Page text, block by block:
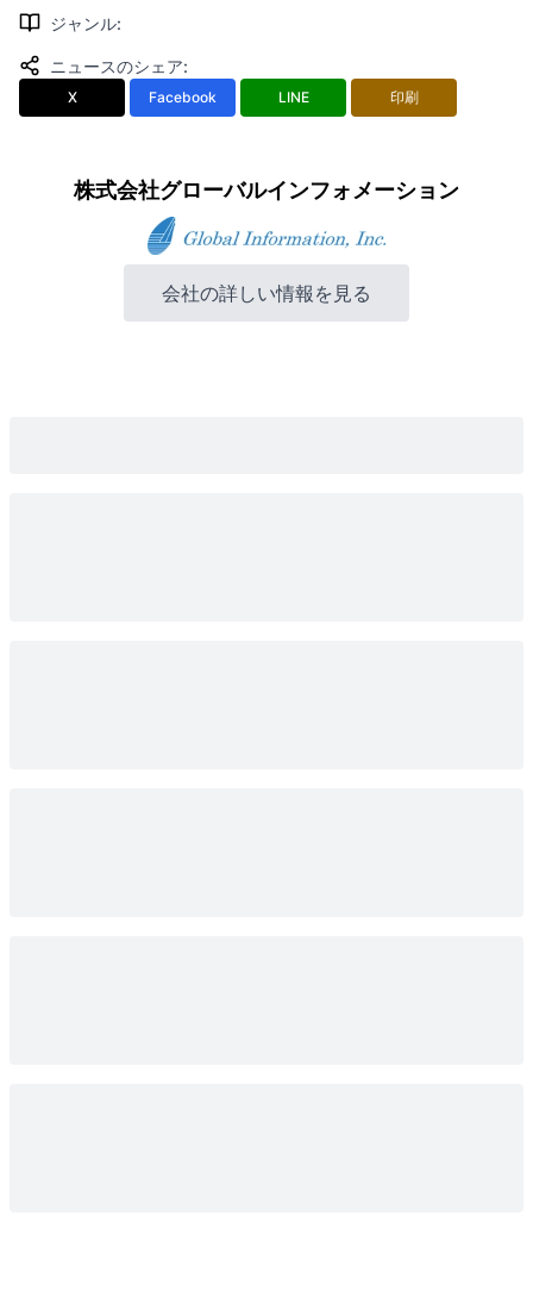
ジャンル:
ニュースのシェア:
X Facebook LINE 印刷
株式会社グローバルインフォメーション
会社の詳しい情報を見る